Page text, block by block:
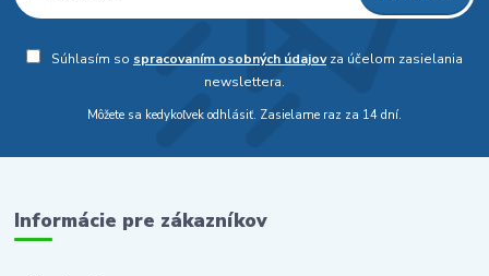
Súhlasím so spracovaním osobných údajovza účelom zasielania
newslettera.
Môžete sa kedykoľvek odhlásiť. Zasielame raz za 14 dní.
Informácie pre zákazníkov